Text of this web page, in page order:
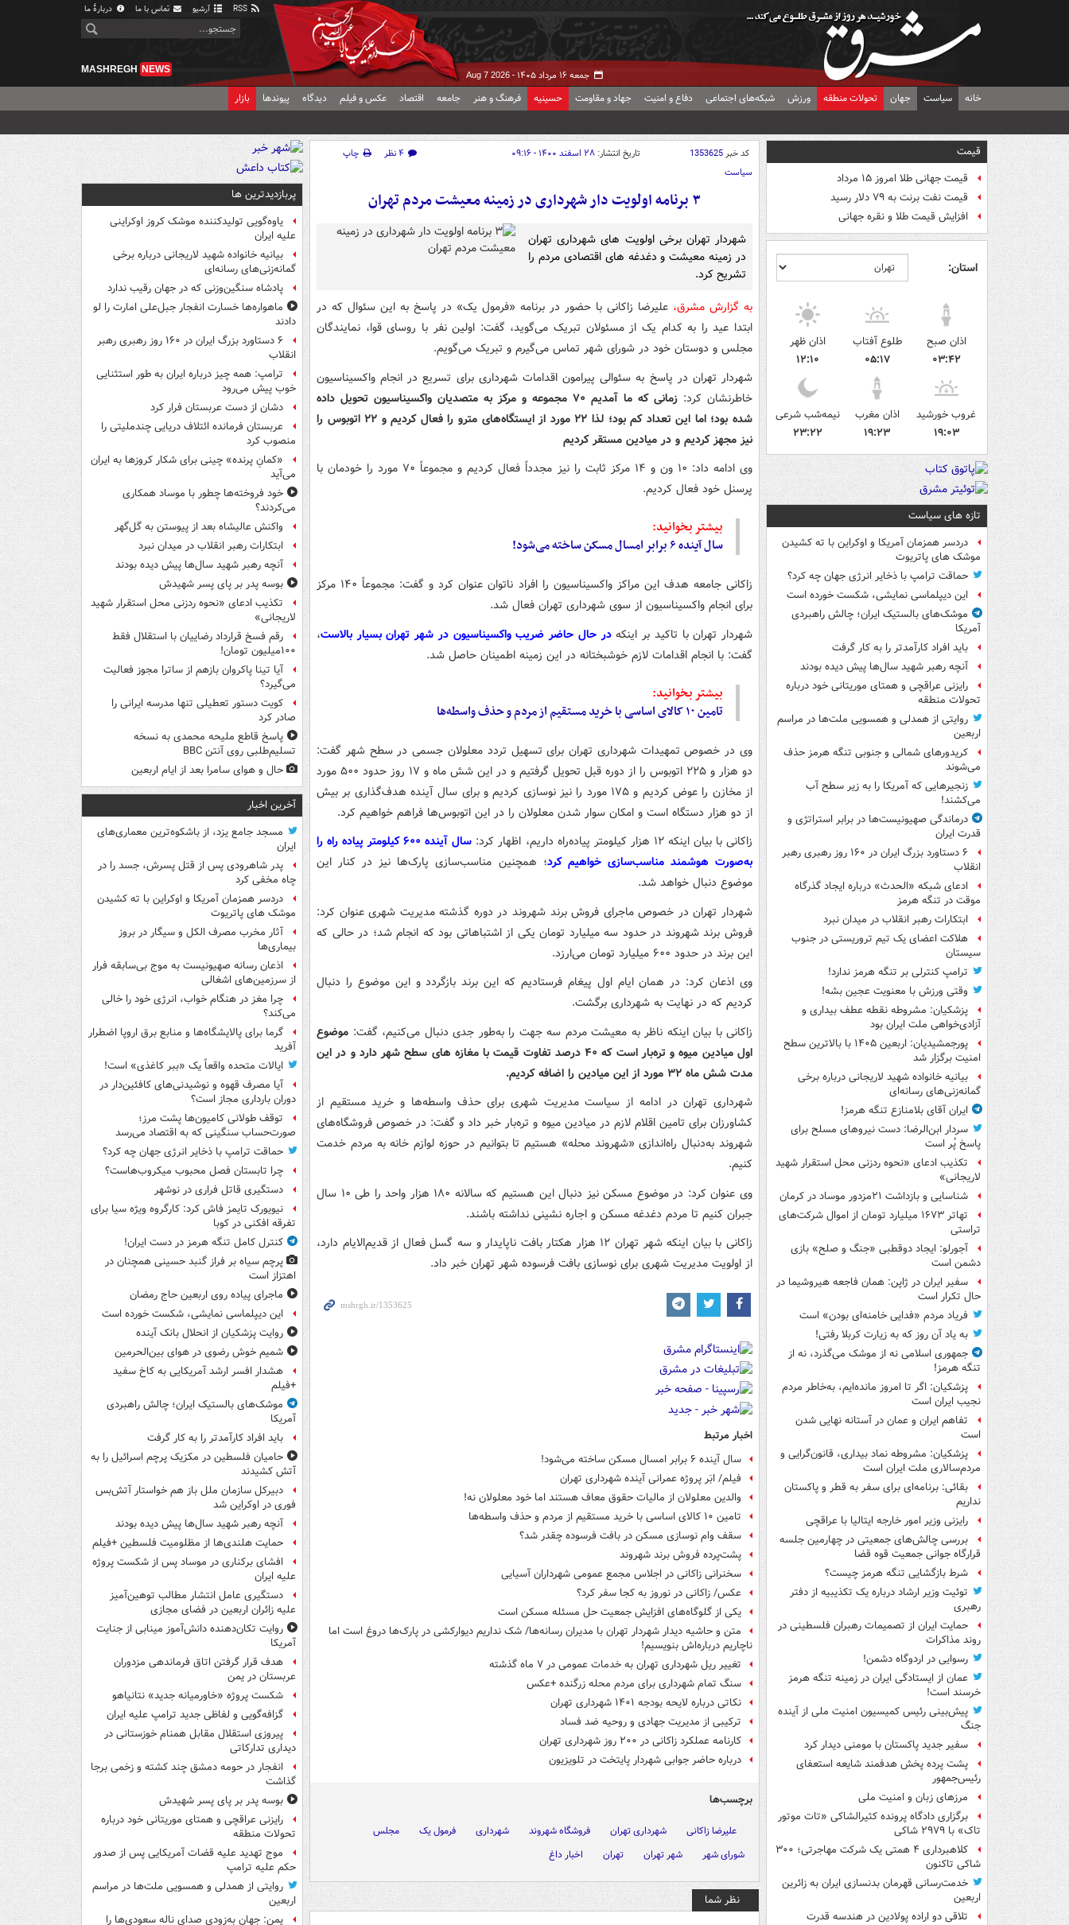
آرشیو تماس با ما دربارهٔ ما
جمعه ۱۶ مرداد ۱۴۰۵ - Aug 7 2026
MASHREGH NEWS
خانه سیاست جهان تحولات منطقه ورزش شبکه‌های اجتماعی دفاع و امنیت جهاد و مقاومت حسینیه فرهنگ و هنر جامعه اقتصاد عکس و فیلم دیدگاه پیوندها بازار
قیمت
قیمت جهانی طلا امروز ۱۵ مرداد
قیمت نفت برنت به ۷۹ دلار رسید
افزایش قیمت طلا و نقره جهانی
استان:
اذان صبح
۰۳:۴۲
طلوع آفتاب
۰۵:۱۷
اذان ظهر
۱۲:۱۰
غروب خورشید
۱۹:۰۳
اذان مغرب
۱۹:۲۳
نیمه‌شب شرعی
۲۳:۲۲
تازه های سیاست
دردسر همزمان آمریکا و اوکراین با ته کشیدن
موشک های پاتریوت
حماقت ترامپ با ذخایر انرژی جهان چه کرد؟
این دیپلماسی نمایشی، شکست خورده است
موشک‌های بالستیک ایران؛ چالش راهبردی
آمریکا
باید افراد کارآمدتر را به کار گرفت
آنچه رهبر شهید سال‌ها پیش دیده بودند
رایزنی عراقچی و همتای موریتانی خود درباره
تحولات منطقه
روایتی از همدلی و همسویی ملت‌ها در مراسم
اربعین
کریدورهای شمالی و جنوبی تنگه هرمز حذف
می‌شوند
زنجیرهایی که آمریکا را به زیر سطح آب
می‌کشند!
درماندگی صهیونیست‌ها در برابر استراتژی و
قدرت ایران
۶ دستاورد بزرگ ایران در ۱۶۰ روز رهبری رهبر
انقلاب
ادعای شبکه «الحدث» درباره ایجاد گذرگاه
موقت در تنگه هرمز
ابتکارات رهبر انقلاب در میدان نبرد
هلاکت اعضای یک تیم تروریستی در جنوب
سیستان
ترامپ کنترلی بر تنگه هرمز ندارد!
وقتی ورزش با معنویت عجین بشه!
پزشکیان: مشروطه نقطه عطف بیداری و
آزادی‌خواهی ملت ایران بود
پورجمشیدیان: اربعین ۱۴۰۵ با بالاترین سطح
امنیت برگزار شد
بیانیه خانواده شهید لاریجانی درباره برخی
گمانه‌زنی‌های رسانه‌ای
ایران آقای بلامنازع تنگه هرمز!
سردار ابن‌الرضا: دست نیروهای مسلح برای
پاسخ پُر است
تکذیب ادعای «نحوه ردزنی محل استقرار شهید
لاریجانی»
شناسایی و بازداشت ۲۱مزدور موساد در کرمان
تهاتر ۱۶۷۳ میلیارد تومان از اموال شرکت‌های
تراستی
آجورلو: ایجاد دوقطبی «جنگ و صلح‌» بازی
دشمن است
سفیر ایران در ژاپن: همان فاجعه هیروشیما در
حال تکرار است
فریاد مردم «فدایی خامنه‌ای بودن» است
به یاد آن روز که به زیارت کربلا رفتی!
جمهوری اسلامی نه از موشک می‌گذرد، نه از
تنگه هرمز!
پزشکیان: اگر تا امروز مانده‌ایم، به‌خاطر مردم
نجیب ایران است
تفاهم ایران و عمان در آستانه نهایی شدن
است
پزشکیان: مشروطه نماد بیداری، قانون‌گرایی و
مردم‌سالاری ملت ایران است
بقائی: برنامه‌ای برای سفر به قطر و پاکستان
نداریم
رایزنی وزیر امور خارجه ایتالیا با عراقچی
بررسی چالش‌های جمعیتی در چهارمین جلسه
قرارگاه جوانی جمعیت قوه قضا
شرط بازگشایی تنگه هرمز چیست؟
توئیت وزیر ارشاد درباره یک تکذیبیه از دفتر
رهبری
حمایت ایران از تصمیمات رهبران فلسطینی در
روند مذاکرات
رسوایی در اردوگاه دشمن!
عمان از ایستادگی ایران در زمینه تنگه هرمز
خرسند است!
پیش‌بینی رئیس کمیسیون امنیت ملی از آینده
جنگ
سفیر جدید پاکستان با مومنی دیدار کرد
پشت پرده پخش هدفمند شایعه استعفای
رئیس‌جمهور
مرزهای زبان و امنیت ملی
برگزاری دادگاه پرونده کثیرالشاکی «تات موتور
تاک» با ۲۹۷۹ شاکی
کلاهبرداری ۴ همتی یک شرکت مهاجرتی؛ ۳۰۰
شاکی تاکنون
خدمت‌رسانی قهرمان بدنسازی ایران به زائرین
اربعین
تلاقی دو اراده پولادین در هندسه قدرت
کد خبر1353625 تاریخ انتشار: ۲۸ اسفند ۱۴۰۰ - ۰۹:۱۶ ۴ نظر
چاپ
سیاست
۳ برنامه اولویت دار شهرداری در زمینه معیشت مردم تهران
شهردار تهران برخی اولویت های شهرداری تهران
در زمینه معیشت و دغدغه های اقتصادی مردم را
تشریح کرد.
به گزارش مشرق، علیرضا زاکانی با حضور در برنامه «فرمول یک» در پاسخ به این سئوال که در
ابتدا عید را به کدام یک از مسئولان تبریک می‌گوید، گفت: اولین نفر با روسای قوا، نمایندگان
مجلس و دوستان خود در شورای شهر تماس می‌گیرم و تبریک می‌گویم.
شهردار تهران در پاسخ به سئوالی پیرامون اقدامات شهرداری برای تسریع در انجام واکسیناسیون
خاطرنشان کرد:
زمانی که ما آمدیم ۷۰ مجموعه و مرکز به متصدیان واکسیناسیون تحویل داده
شده بود؛ اما این تعداد کم بود؛ لذا ۲۲ مورد از ایستگاه‌های مترو را فعال کردیم و ۲۲ اتوبوس را
نیز مجهز کردیم و در میادین مستقر کردیم
وی ادامه داد: ۱۰ ون و ۱۴ مرکز ثابت را نیز مجدداً فعال کردیم و مجموعاً ۷۰ مورد را خودمان با
پرسنل خود فعال کردیم.
بیشتر بخوانید:
سال آینده ۶ برابر امسال مسکن ساخته می‌شود!
زاکانی جامعه هدف این مراکز واکسیناسیون را افراد ناتوان عنوان کرد و گفت: مجموعاً ۱۴۰ مرکز
برای انجام واکسیناسیون از سوی شهرداری تهران فعال شد.
شهردار تهران با تاکید بر اینکهدر حال حاضر ضریب واکسیناسیون در شهر تهران بسیار بالاست،
گفت: با انجام اقدامات لازم خوشبختانه در این زمینه اطمینان حاصل شد.
بیشتر بخوانید:
تامین ۱۰ کالای اساسی با خرید مستقیم از مردم و حذف واسطه‌ها
وی در خصوص تمهیدات شهرداری تهران برای تسهیل تردد معلولان جسمی در سطح شهر گفت:
دو هزار و ۲۲۵ اتوبوس را از دوره قبل تحویل گرفتیم و در این شش ماه و ۱۷ روز حدود ۵۰۰ مورد
از مخازن را عوض کردیم و ۱۷۵ مورد را نیز نوسازی کردیم و برای سال آینده هدف‌گذاری بر بیش
از دو هزار دستگاه است و امکان سوار شدن معلولان را در این اتوبوس‌ها فراهم خواهیم کرد.
زاکانی با بیان اینکه ۱۲ هزار کیلومتر پیاده‌راه داریم، اظهار کرد:
سال آینده ۶۰۰ کیلومتر پیاده راه را
به‌صورت هوشمند مناسب‌سازی خواهیم کرد؛ همچنین مناسب‌سازی پارک‌ها نیز در کنار این
موضوع دنبال خواهد شد.
شهردار تهران در خصوص ماجرای فروش برند شهروند در دوره گذشته مدیریت شهری عنوان کرد:
فروش برند شهروند در حدود سه میلیارد تومان یکی از اشتباهاتی بود که انجام شد؛ در حالی که
این برند در حدود ۶۰۰ میلیارد تومان می‌ارزد.
وی اذعان کرد: در همان ایام اول پیغام فرستادیم که این برند بازگردد و این موضوع را دنبال
کردیم که در نهایت به شهرداری برگشت.
زاکانی با بیان اینکه ناظر به معیشت مردم سه جهت را به‌طور جدی دنبال می‌کنیم، گفت: موضوع
اول میادین میوه و تره‌بار است که ۴۰ درصد تفاوت قیمت با مغازه های سطح شهر دارد و در این
مدت شش ماه ۳۲ مورد از این میادین را اضافه کردیم.
شهرداری تهران در ادامه از سیاست مدیریت شهری برای حذف واسطه‌ها و خرید مستقیم از
کشاورزان برای تامین اقلام لازم در میادین میوه و تره‌بار خبر داد و گفت: در خصوص فروشگاه‌های
شهروند به‌دنبال راه‌اندازی «شهروند محله» هستیم تا بتوانیم در حوزه لوازم خانه به مردم خدمت
کنیم.
وی عنوان کرد: در موضوع مسکن نیز دنبال این هستیم که سالانه ۱۸۰ هزار واحد را طی ۱۰ سال
جبران کنیم تا مردم دغدغه مسکن و اجاره نشینی نداشته باشند.
زاکانی با بیان اینکه شهر تهران ۱۲ هزار هکتار بافت ناپایدار و سه گسل فعال از قدیم‌الایام دارد،
از اولویت مدیریت شهری برای نوسازی بافت فرسوده شهر تهران خبر داد.
اخبار مرتبط
سال آینده ۶ برابر امسال مسکن ساخته می‌شود!
فیلم/ ابَر پروژه عمرانی آینده شهرداری تهران
والدین معلولان از مالیات حقوق معاف هستند اما خود معلولان نه!
تامین ۱۰ کالای اساسی با خرید مستقیم از مردم و حذف واسطه‌ها
سقف وام نوسازی مسکن در بافت فرسوده چقدر شد؟
پشت‌پرده فروش برند شهروند
سخنرانی زاکانی در اجلاس مجمع عمومی شهرداران آسیایی
عکس/ زاکانی در نوروز به کجا سفر کرد؟
یکی از گلوگاه‌های افزایش جمعیت حل مسئله مسکن است
متن و حاشیه دیدار شهردار تهران با مدیران رسانه‌ها/ شک نداریم دیوارکشی در پارک‌ها دروغ است اما
ناچاریم درباره‌اش بنویسیم!
تغییر ریل شهرداری تهران به خدمات عمومی در ۷ ماه گذشته
سنگ تمام شهرداری برای مردم محله زرگنده +عکس
نکاتی درباره لایحه بودجه ۱۴۰۱ شهرداری تهران
ترکیبی از مدیریت جهادی و روحیه‌ ضد فساد
کارنامه عملکرد زاکانی در ۲۰۰ روز شهرداری تهران
درباره حاضر جوابی شهردار پایتخت در تلویزیون
برچسب‌ها
علیرضا زاکانی شهرداری تهران فروشگاه شهروند شهرداری فرمول یک
مجلس
شورای شهر
شهر تهران تهران اخبار داغ
نظر شما
پربازدیدترین ها
یاوه‌گویی تولیدکننده موشک کروز اوکراینی
علیه ایران
بیانیه خانواده شهید لاریجانی درباره برخی
گمانه‌زنی‌های رسانه‌ای
پادشاه سنگین‌وزنی که در جهان رقیب ندارد
ماهواره‌ها خسارت انفجار جبل‌علی امارت را لو
دادند
۶ دستاورد بزرگ ایران در ۱۶۰ روز رهبری رهبر
انقلاب
ترامپ: همه چیز درباره ایران به طور استثنایی
خوب پیش می‌رود
دشان از دست عربستان فرار کرد
عربستان فرمانده ائتلاف دریایی چندملیتی را
منصوب کرد
«کمانِ پرنده» چینی برای شکار کروزها به ایران
می‌آید
خود فروخته‌ها چطور با موساد همکاری
می‌کردند؟
واکنش عالیشاه بعد از پیوستن به گل‌گهر
ابتکارات رهبر انقلاب در میدان نبرد
آنچه رهبر شهید سال‌ها پیش دیده بودند
بوسه‌ پدر بر پای پسر شهیدش
تکذیب ادعای «نحوه ردزنی محل استقرار شهید
لاریجانی»
رقم فسخ قرارداد رضاییان با استقلال فقط
۱۰۰میلیون تومان!
آیا تینا پاکروان بازهم از ساترا مجوز فعالیت
می‌گیرد؟
کویت دستور تعطیلی تنها مدرسه ایرانی را
صادر کرد
پاسخ قاطع ملیحه محمدی به نسخه
تسلیم‌طلبی روی آنتن BBC
حال و هوای سامرا بعد از ایام اربعین
آخرین اخبار
مسجد جامع یزد، از باشکوه‌ترین معماری‌های
ایران
پدر شاهرودی پس از قتل پسرش، جسد را در
چاه مخفی کرد
دردسر همزمان آمریکا و اوکراین با ته کشیدن
موشک های پاتریوت
آثار مخرب مصرف الکل و سیگار در بروز
بیماری‌ها
اذعان رسانه صهیونیست به موج بی‌سابقه فرار
از سرزمین‌های اشغالی
چرا مغز در هنگام خواب، انرژی خود را خالی
می‌کند؟
گرما برای پالایشگاه‌ها و منابع برق اروپا اضطرار
آفرید
ایالات متحده واقعاً یک «ببر کاغذی» است!
آیا مصرف قهوه و نوشیدنی‌های کافئین‌دار در
دوران بارداری مجاز است؟
توقف طولانی کامیون‌ها پشت مرز؛
صورت‌حساب سنگینی که به اقتصاد می‌رسد
حماقت ترامپ با ذخایر انرژی جهان چه کرد؟
چرا تابستان فصل محبوب میکروب‌هاست؟
دستگیری قاتل فراری در نوشهر
نیویورک تایمز فاش کرد: کارگروه ویژه سیا برای
تفرقه افکنی در کوبا
کنترل کامل تنگه هرمز در دست ایران!
پرچم سیاه بر فراز گنبد حسینی همچنان در
اهتزاز است
ماجرای پیاده روی اربعین حاج رمضان
این دیپلماسی نمایشی، شکست خورده است
روایت پزشکیان از انحلال بانک آینده
شمیم خوش رضوی در هوای بین‌الحرمین
هشدار افسر ارشد آمریکایی به کاخ سفید
+فیلم
موشک‌های بالستیک ایران؛ چالش راهبردی
آمریکا
باید افراد کارآمدتر را به کار گرفت
حامیان فلسطین در مکزیک پرچم اسرائیل را به
آتش کشیدند
دبیرکل سازمان ملل باز هم خواستار آتش‌بس
فوری در اوکراین شد
آنچه رهبر شهید سال‌ها پیش دیده بودند
حمایت هلندی‌ها از مظلومیت فلسطین +فیلم
افشای برکناری در موساد پس از شکست پروژه
علیه ایران
دستگیری عامل انتشار مطالب توهین‌آمیز
علیه زائران اربعین در فضای مجازی
روایت تکان‌دهنده دانش‌آموز مینابی از جنایت
آمریکا
هدف قرار گرفتن اتاق‌ فرماندهی مزدوران
عربستان در یمن
شکست پروژه «خاورمیانه جدید» نتانیاهو
گزافه‌گویی و لفاظی جدید ترامپ علیه ایران
پیروزی استقلال مقابل همنام خوزستانی در
دیداری تدارکاتی
انفجار در حومه دمشق چند کشته و زخمی برجا
گذاشت
بوسه‌ پدر بر پای پسر شهیدش
رایزنی عراقچی و همتای موریتانی خود درباره
تحولات منطقه
موج تهدید علیه قضات آمریکایی پس از صدور
حکم علیه ترامپ
روایتی از همدلی و همسویی ملت‌ها در مراسم
اربعین
یمن: جهان به‌زودی صدای ناله سعودی‌ها را